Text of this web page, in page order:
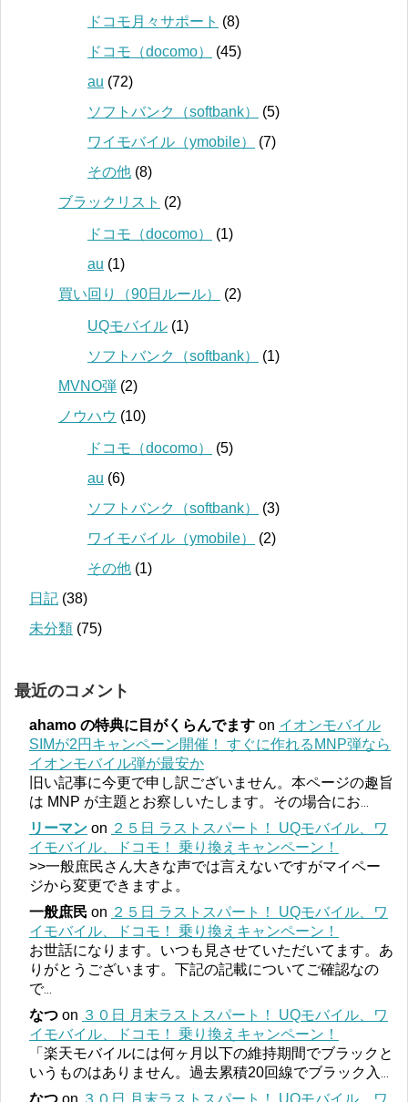
ドコモ月々サポート (8)
ドコモ（docomo）
(45)
au (72)
ソフトバンク（softbank）
(5)
ワイモバイル（ymobile）
(7)
その他 (8)
ブラックリスト (2)
ドコモ（docomo）
(1)
au (1)
買い回り（90日ルール）
(2)
UQモバイル (1)
ソフトバンク（softbank）
(1)
MVNO弾 (2)
ノウハウ (10)
ドコモ（docomo）
(5)
au (6)
ソフトバンク（softbank）
(3)
ワイモバイル（ymobile）
(2)
その他 (1)
日記 (38)
未分類 (75)
最近のコメント
ahamo の特典に目がくらんでます on イオンモバイル
SIMが2円キャンペーン開催！ すぐに作れるMNP弾なら
イオンモバイル弾が最安か
旧い記事に今更で申し訳ございません。本ページの趣旨
は MNP が主題とお察しいたします。その場合にお
リーマン on ２５日 ラストスパート！ UQモバイル、ワ
イモバイル、ドコモ！ 乗り換えキャンペーン！
>>一般庶民さん大きな声では言えないですがマイペー
ジから変更できますよ。
一般庶民 on ２５日 ラストスパート！ UQモバイル、ワ
イモバイル、ドコモ！ 乗り換えキャンペーン！
お世話になります。いつも見させていただいてます。あ
りがとうございます。下記の記載についてご確認なの
で...
なつ on ３０日 月末ラストスパート！ UQモバイル、ワ
イモバイル、ドコモ！ 乗り換えキャンペーン！
「楽天モバイルには何ヶ月以下の維持期間でブラックと
いうものはありません。過去累積20回線でブラック入
なつ on ３０日 月末ラストスパート！ UQモバイル、ワ